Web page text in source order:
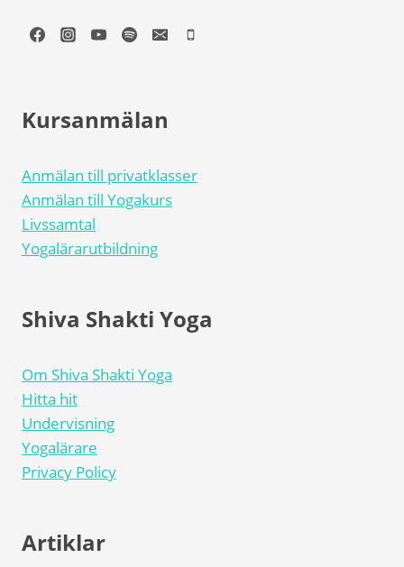
Kursanmälan
Anmälan till privatklasser
Anmälan till Yogakurs
Livssamtal
Yogalärarutbildning
Shiva Shakti Yoga
Om Shiva Shakti Yoga
Hitta hit
Undervisning
Yogalärare
Privacy Policy
Artiklar